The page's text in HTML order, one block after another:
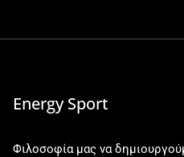
Energy Sport
Φιλοσοφία μας να